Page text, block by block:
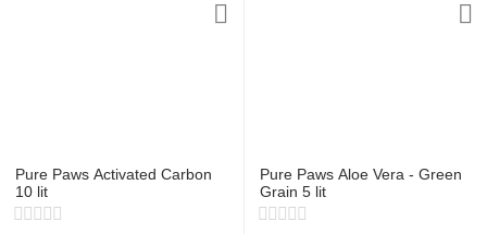
Pure Paws Activated Carbon
10 lit
Pure Paws Aloe Vera - Green
Grain 5 lit